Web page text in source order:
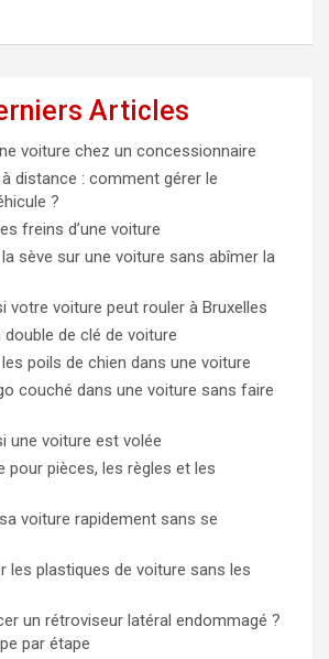
Articles
voiture chez un concessionnaire
distance : comment gérer le
?
freins d’une voiture
sève sur une voiture sans abîmer la
votre voiture peut rouler à Bruxelles
de clé de voiture
poils de chien dans une voiture
couché dans une voiture sans faire
une voiture est volée
pour pièces, les règles et les
voiture rapidement sans se
les plastiques de voiture sans les
un rétroviseur latéral endommagé ?
par étape